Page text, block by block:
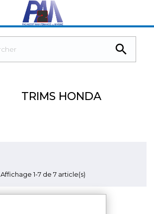

TRIMS HONDA
Affichage 1-7 de 7 article(s)